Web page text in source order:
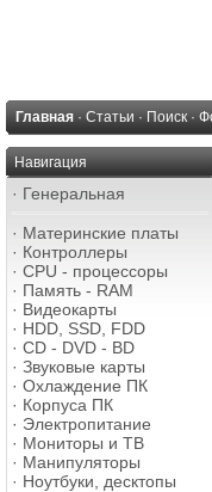
Главная · Статьи · Поиск ·
Навигация
· Генеральная
· Материнские платы
· Контроллеры
· CPU - процессоры
· Память - RAM
· Видеокарты
· HDD, SSD, FDD
· CD - DVD - BD
· Звуковые карты
· Охлаждение ПК
· Корпуса ПК
· Электропитание
· Мониторы и ТВ
· Манипуляторы
· Ноутбуки, десктопы